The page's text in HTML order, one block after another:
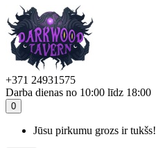
+371 24931575
Darba dienas no 10:00 līdz 18:00
0
Jūsu pirkumu grozs ir tukšs!